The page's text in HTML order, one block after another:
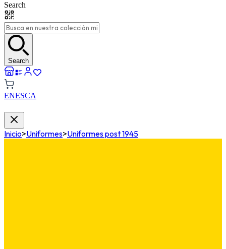
Search
Search
ENESCA
Inicio>Uniformes>Uniformes post 1945